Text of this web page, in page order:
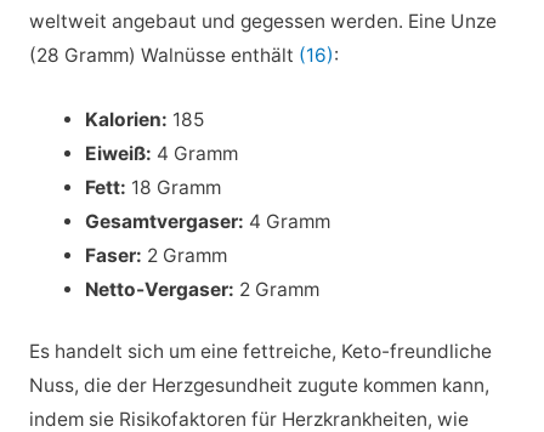
weltweit angebaut und gegessen werden. Eine Unze
(28 Gramm) Walnüsse enthält (16):
Kalorien: 185
Eiweiß: 4 Gramm
Fett: 18 Gramm
Gesamtvergaser: 4 Gramm
Faser: 2 Gramm
Netto-Vergaser: 2 Gramm
Es handelt sich um eine fettreiche, Keto-freundliche
Nuss, die der Herzgesundheit zugute kommen kann,
indem sie Risikofaktoren für Herzkrankheiten, wie